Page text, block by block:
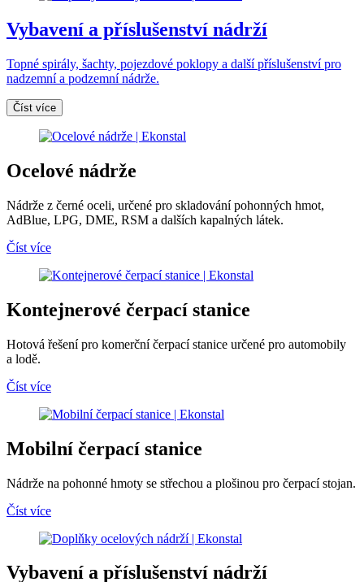
Vybavení a příslušenství nádrží
Topné spirály, šachty, pojezdové poklopy a další příslušenství pro
nadzemní a podzemní nádrže.
Číst více
Ocelové nádrže
Nádrže z černé oceli, určené pro skladování pohonných hmot,
AdBlue, LPG, DME, RSM a dalších kapalných látek.
Číst více
Kontejnerové čerpací stanice
Hotová řešení pro komerční čerpací stanice určené pro automobily
a lodě.
Číst více
Mobilní čerpací stanice
Nádrže na pohonné hmoty se střechou a plošinou pro čerpací stojan.
Číst více
Vybavení a příslušenství nádrží